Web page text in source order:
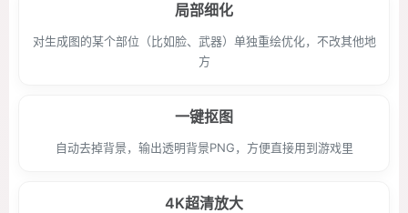
局部细化
对生成图的某个部位（比如脸、武器）单独重绘优化，不改其他地
方
一键抠图
自动去掉背景，输出透明背景PNG，方便直接用到游戏里
4K超清放大